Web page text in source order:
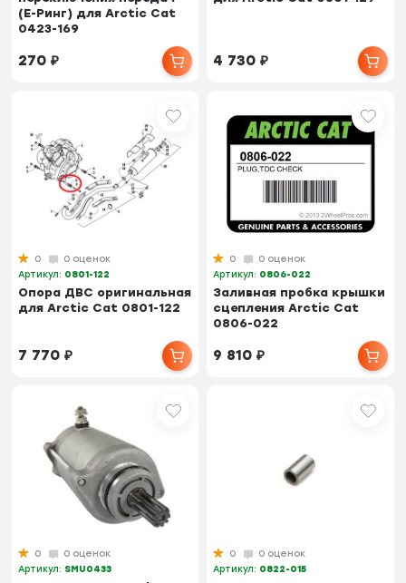
(Е-Ринг) для Arctic Cat
0423-169
270₽ 4 730₽
0
0 оценок
Артикул: 0801-122
Опора ДВС оригинальная
для Arctic Cat 0801-122
7 770₽
0
0 оценок
Артикул: 0806-022
Заливная пробка крышки
сцепления Arctic Cat
0806-022
9 810₽
0
0 оценок
Артикул: SMU0433
0
0 оценок
Артикул: 0822-015